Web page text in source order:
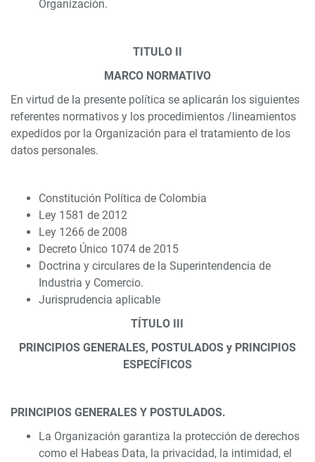
Organización.
TITULO II
MARCO NORMATIVO
En virtud de la presente política se aplicarán los siguientes
referentes normativos y los procedimientos /lineamientos
expedidos por la Organización para el tratamiento de los
datos personales.
Constitución Política de Colombia
Ley 1581 de 2012
Ley 1266 de 2008
Decreto Único 1074 de 2015
Doctrina y circulares de la Superintendencia de
Industria y Comercio.
Jurisprudencia aplicable
TÍTULO III
PRINCIPIOS GENERALES, POSTULADOS y PRINCIPIOS
ESPECÍFICOS
PRINCIPIOS GENERALES Y POSTULADOS.
La Organización garantiza la protección de derechos
como el Habeas Data, la privacidad, la intimidad, el